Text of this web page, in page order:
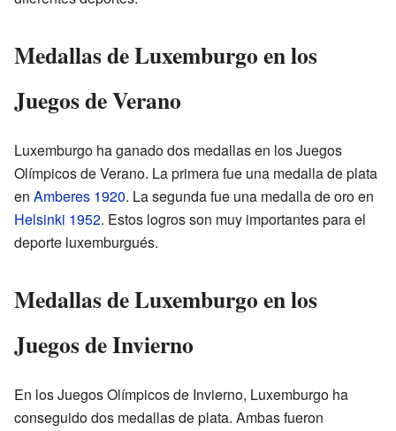
Medallas de Luxemburgo en los
Juegos de Verano
Luxemburgo ha ganado dos medallas en los Juegos
Olímpicos de Verano. La primera fue una medalla de plata
en Amberes 1920. La segunda fue una medalla de oro en
Helsinki 1952. Estos logros son muy importantes para el
deporte luxemburgués.
Medallas de Luxemburgo en los
Juegos de Invierno
En los Juegos Olímpicos de Invierno, Luxemburgo ha
conseguido dos medallas de plata. Ambas fueron